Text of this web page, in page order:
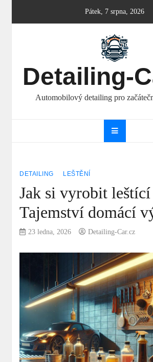
Pátek, 7 srpna, 2026
Detailing-
Automobilový detailing pro
DETAILING LEŠTĚNÍ
Jak si vyrobit leštící
Tajemství domácí
23 ledna, 2026 Detailing-Car.cz